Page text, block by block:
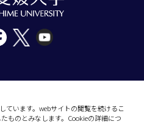
ています。webサイトの閲覧を続けるこ
ものとみなします。Cookieの詳細につ
Ehime 790-